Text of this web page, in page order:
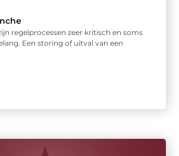
regelprocessen zeer kritisch en soms
Een storing of uitval van een